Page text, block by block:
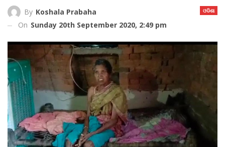
ଓଡିଶା
By Koshala Prabaha
On Sunday 20th September 2020, 2:49 pm